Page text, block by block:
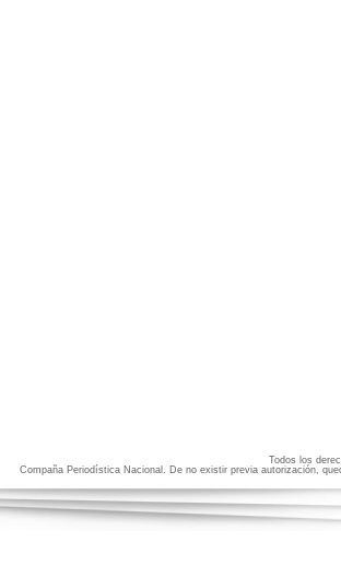
Todos los
Compaña Periodística Nacional. De no existir previa autorización,